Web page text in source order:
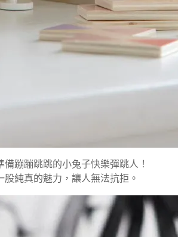
蹦蹦跳跳的小兔子快樂彈跳人！
純真的魅力，讓人無法抗拒。